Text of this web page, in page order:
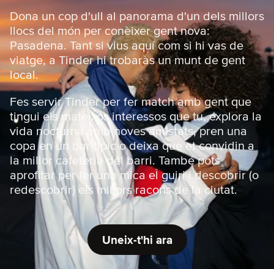
c
i
Dona un cop d'ull al panorama d'un dels millors
llocs del món per conèixer gent nova:
Pasadena. Tant si vius aquí com si hi vas de
viatge, a Tinder hi trobaràs un munt de gent
local.
Fes servir Tinder per fer match amb gent que
tingui els mateixos interessos que tu, explora la
vida nocturna amb noves amistats, pren una
copa en un bar típic o deixa que et convidin a
la millor cafeteria del barri. També pots
aprofitar per fer una mica el guiri i descobrir (o
redescobrir) els millors racons de la ciutat.
Uneix-t'hi ara